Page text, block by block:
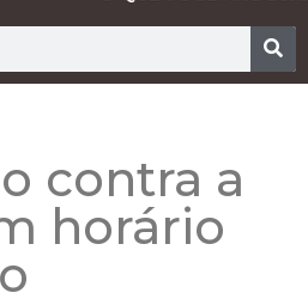
contra a
horário